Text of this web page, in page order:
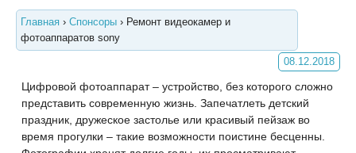
Главная › Спонсоры › Ремонт видеокамер и
фотоаппаратов sony
08.12.2018
Цифровой фотоаппарат – устройство, без которого сложно
представить современную жизнь. Запечатлеть детский
праздник, дружеское застолье или красивый пейзаж во
время прогулки – такие возможности поистине бесценны.